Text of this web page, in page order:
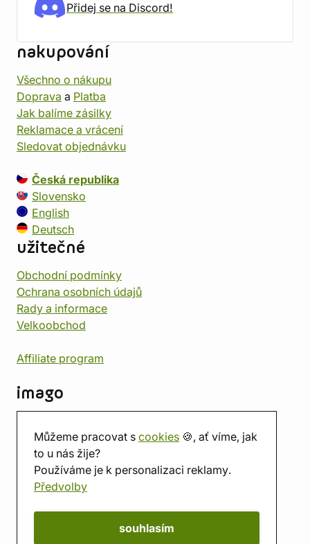
Můžeme pracovat s cookies 🍪, ať víme, jak
to u nás žije?
Používáme je k personalizaci reklamy.
Předvolby
souhlasím
Přidej se na Discord!
nakupování
Všechno o nákupu
Doprava a Platba
Jak balíme zásilky
Reklamace a vrácení
Sledovat objednávku
Česká republika
Slovensko
English
Deutsch
užitečné
Obchodní podmínky
Ochrana osobních údajů
Rady a informace
Velkoobchod
Affiliate program
imago
Prodejna
Herna
O nás
Hodnocení obchodu